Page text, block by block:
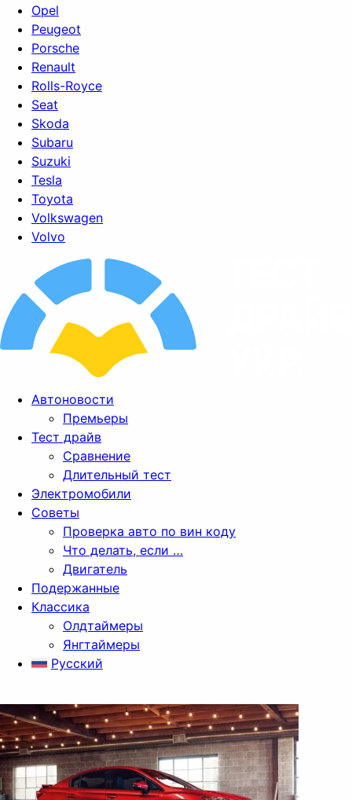
Opel
Peugeot
Porsche
Renault
Rolls-Royce
Seat
Skoda
Subaru
Suzuki
Tesla
Toyota
Volkswagen
Volvo
Автоновости
Премьеры
Тест драйв
Сравнение
Длительный тест
Электромобили
Советы
Проверка авто по вин коду
Что делать, если …
Двигатель
Подержанные
Классика
Олдтаймеры
Янгтаймеры
Русский